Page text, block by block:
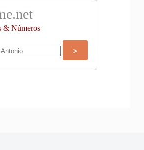
& Números